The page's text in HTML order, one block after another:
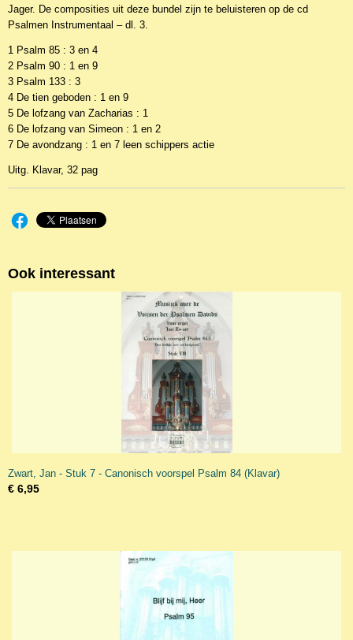
KL 26190
Productcode leverancier
Klavarskribo
Jager. De composities uit deze bundel zijn te beluisteren op de cd
Psalmen Instrumentaal – dl. 3.
1 Psalm 85 : 3 en 4
2 Psalm 90 : 1 en 9
3 Psalm 133 : 3
4 De tien geboden : 1 en 9
5 De lofzang van Zacharias : 1
6 De lofzang van Simeon : 1 en 2
7 De avondzang : 1 en 7 leen schippers actie
Uitg. Klavar, 32 pag
Ook interessant
Zwart, Jan - Stuk 7 - Canonisch voorspel Psalm 84 (Klavar)
€ 6,95